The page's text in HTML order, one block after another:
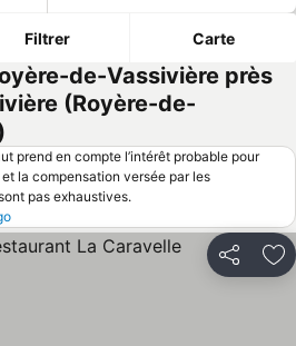
Filtrer Carte
de-Vassivière près
(Royère-de-
prend en compte l’intérêt probable pour
la compensation versée par les
pas exhaustives.
Partager